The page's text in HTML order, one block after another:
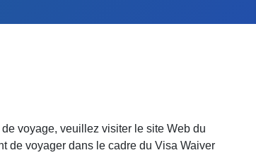
voyage, veuillez visiter le site Web du
de voyager dans le cadre du Visa Waiver